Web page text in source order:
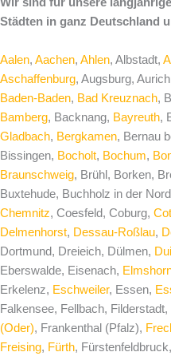
Städten in ganz Deutschland
Aalen, Aachen, Ahlen, Albstadt,
Aschaffenburg, Augsburg,
Baden-Baden, Bad Kreuznach,
Bamberg, Backnang, Bayreuth,
Gladbach, Bergkamen, Bernau
Bissingen, Bocholt, Bochum,
Braunschweig, Brühl, Borken,
Buxtehude, Buchholz in der
Chemnitz, Coesfeld, Coburg,
Delmenhorst, Dessau-Roßlau,
Dortmund, Dreieich, Dülmen,
Eberswalde, Eisenach,
Erkelenz, Eschweiler, Essen,
Falkensee, Fellbach, Filderstadt,
(Oder), Frankenthal (Pfalz),
Freising, Fürth, Fürstenfeldbruck,